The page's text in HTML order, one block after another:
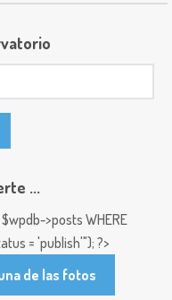
...
$wpdb->posts WHERE
= 'publish'"); ?>
de las fotos